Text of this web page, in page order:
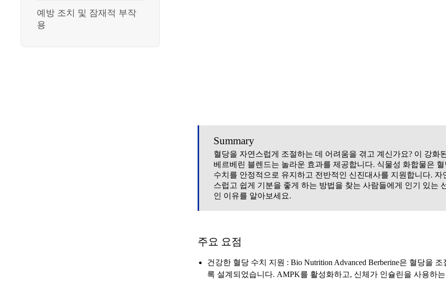
주요 요점
건강한 혈당 수치 지원 : Bio Nutrition Advanced Berberine은 혈당을 조
록 설계되었습니다. AMPK를 활성화하고, 신체가 인슐린을 사용하
예방 조치 및 잠재적 부작
용
Summary
혈당을 자연스럽게 조절하는 데 어려움을 겪고 계신가요? 이 강화된
베르베린 블렌드는 놀라운 효과를 제공합니다. 식물성 화합물은 혈
수치를 안정적으로 유지하고 전반적인 신진대사를 지원합니다. 자
스럽고 쉽게 기분을 좋게 하는 방법을 찾는 사람들에게 인기 있는
인 이유를 알아보세요.